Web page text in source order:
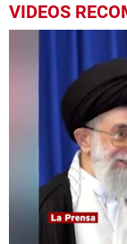
VIDEOS